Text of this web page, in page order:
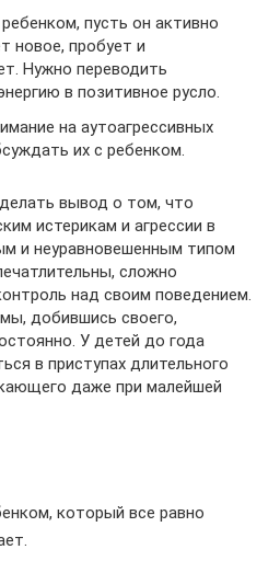
пусть он активно
новое, пробует и
Нужно переводить
в позитивное русло.
на аутоагрессивных
их с ребенком.
вывод о том, что
истерикам и агрессии в
и неуравновешенным типом
сложно
над своим поведением.
добившись своего,
У детей до года
в приступах длительного
даже при малейшей
который все равно